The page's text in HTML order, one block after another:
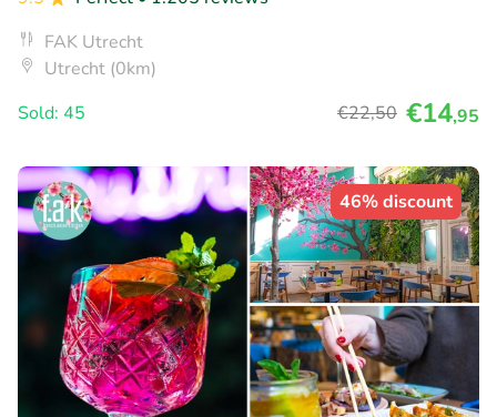
FAK Utrecht
Utrecht (0km)
Sold: 45
€22,50 €14,95
46% discount